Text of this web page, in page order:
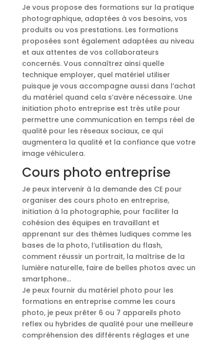
Je vous propose des formations sur la pratique
photographique, adaptées à vos besoins, vos
produits ou vos prestations. Les formations
proposées sont également adaptées au niveau
et aux attentes de vos collaborateurs
concernés. Vous connaîtrez ainsi quelle
technique employer, quel matériel utiliser
puisque je vous accompagne aussi dans l’achat
du matériel quand cela s’avère nécessaire. Une
initiation photo entreprise est très utile pour
permettre une communication en temps réel de
qualité pour les réseaux sociaux, ce qui
augmentera la qualité et la confiance que votre
image véhiculera.
Cours photo entreprise​
Je peux intervenir à la demande des CE pour
organiser des cours photo en entreprise,
initiation à la photographie, pour faciliter la
cohésion des équipes en travaillant et
apprenant sur des thèmes ludiques comme les
bases de la photo, l’utilisation du flash,
comment réussir un portrait, la maîtrise de la
lumière naturelle, faire de belles photos avec un
smartphone…
Je peux fournir du matériel photo pour les
formations en entreprise comme les cours
photo, je peux prêter 6 ou 7 appareils photo
reflex ou hybrides de qualité pour une meilleure
compréhension des différents réglages et une